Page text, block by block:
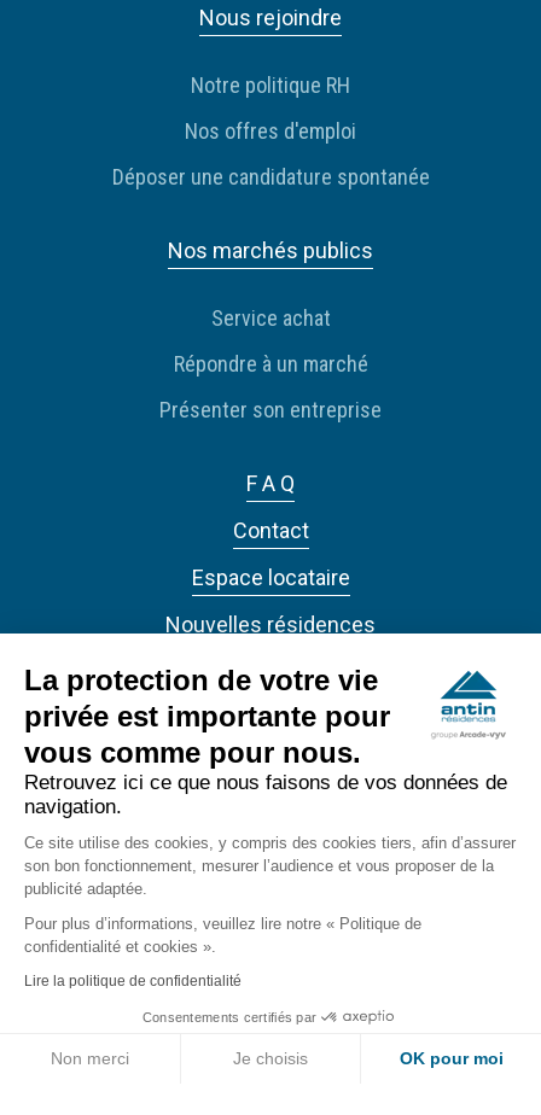
Nous rejoindre
Notre politique RH
Nos offres d'emploi
Déposer une candidature spontanée
Nos marchés publics
Service achat
Répondre à un marché
Présenter son entreprise
F A Q
Contact
Espace locataire
Nouvelles résidences
Actualités
ANTIN RÉSIDENCES 2022 - Tous droits réservés
footer_bottom
Confidentialité
La protection de votre vie
privée est importante pour
vous comme pour nous.
Retrouvez ici ce que nous faisons de vos données de
navigation.
Ce site utilise des cookies, y compris des cookies tiers, afin d’assurer
son bon fonctionnement, mesurer l’audience et vous proposer de la
publicité adaptée.
Pour plus d’informations, veuillez lire notre « Politique de
confidentialité et cookies ».
Lire la politique de confidentialité
Consentements certifiés par
Non merci Je choisis OK pour moi